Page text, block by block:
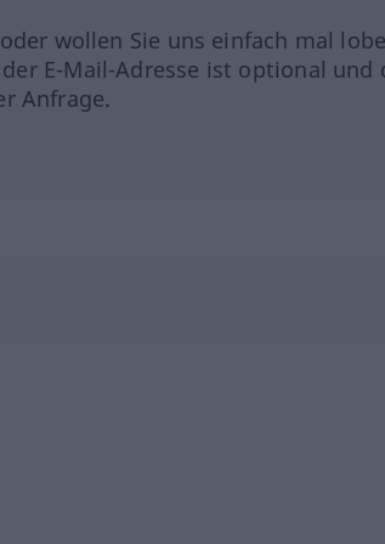
wollen Sie uns einfach mal
E-Mail-Adresse ist optional und
Anfrage.